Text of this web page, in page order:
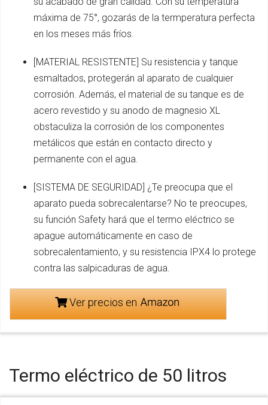
máxima de 75°, gozarás de la termperatura perfecta
en los meses más fríos.
[MATERIAL RESISTENTE] Su resistencia y tanque
esmaltados, protegerán al aparato de cualquier
corrosión. Además, el material de su tanque es de
acero revestido y su anodo de magnesio XL
obstaculiza la corrosión de los componentes
metálicos que están en contacto directo y
permanente con el agua.
[SISTEMA DE SEGURIDAD] ¿Te preocupa que el
aparato pueda sobrecalentarse? No te preocupes,
su función Safety hará que el termo eléctrico se
apague automáticamente en caso de
sobrecalentamiento, y su resistencia IPX4 lo protege
contra las salpicaduras de agua.
Ver precios en
Termo eléctrico de 50 litros